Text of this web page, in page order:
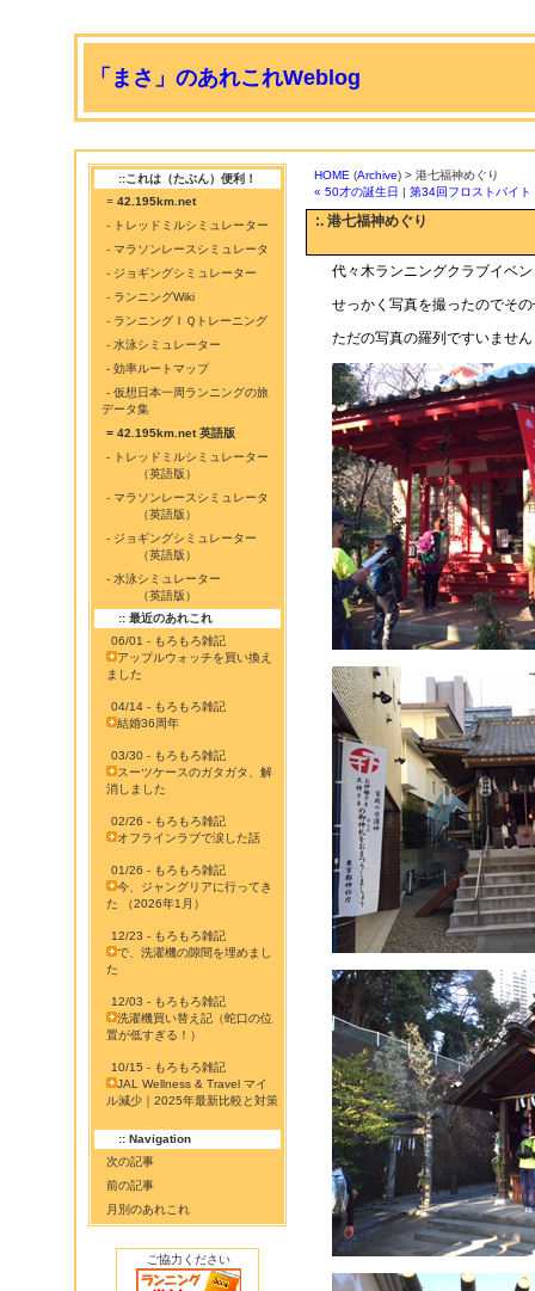
「まさ」のあれこれWeblog
::これは（たぶん）便利！
= 42.195km.net
- トレッドミルシミュレーター
- マラソンレースシミュレータ
- ジョギングシミュレーター
- ランニングWiki
- ランニングＩＱトレーニング
- 水泳シミュレーター
- 効率ルートマップ
- 仮想日本一周ランニングの旅
データ集
= 42.195km.net 英語版
- トレッドミルシミュレーター
（英語版）
- マラソンレースシミュレータ
（英語版）
- ジョギングシミュレーター
（英語版）
- 水泳シミュレーター
（英語版）
:: 最近のあれこれ
06/01 - もろもろ雑記
アップルウォッチを買い換え
ました
04/14 - もろもろ雑記
結婚36周年
03/30 - もろもろ雑記
スーツケースのガタガタ、解
消しました
02/26 - もろもろ雑記
オフラインラブで涙した話
01/26 - もろもろ雑記
今、ジャングリアに行ってき
た （2026年1月）
12/23 - もろもろ雑記
で、洗濯機の隙間を埋めまし
た
12/03 - もろもろ雑記
洗濯機買い替え記（蛇口の位
置が低すぎる！）
10/15 - もろもろ雑記
JAL Wellness & Travel マイ
ル減少｜2025年最新比較と対策
:: Navigation
次の記事
前の記事
月別のあれこれ
ご協力ください
HOME (Archive) > 港七福神めぐり
« 50才の誕生日 | 第34回フロストバイト
:. 港七福神めぐり
代々木ランニングクラブイベ
せっかく写真を撮ったのでそ
ただの写真の羅列ですいませ